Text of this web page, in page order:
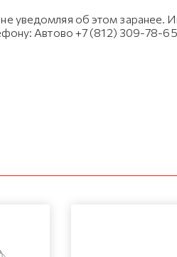
уведомляя об этом заранее.
Автово +7 (812) 309-78-